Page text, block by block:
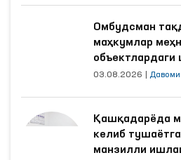
Омбудсман
маҳкумлар
объектлардаги
яхшиланди
03.08.2026 Давоми
Қашқадарёда
келиб
манзилли